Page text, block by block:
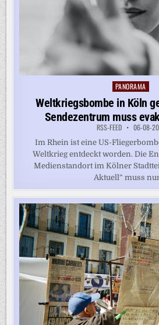
Posted
in
PANORAMA
Weltkriegsbombe in Köln
Sendezentrum muss
RSS-FEED 06-08-
Im Rhein ist eine US-
Weltkrieg entdeckt worden. Die
Medienstandort im Kölner
Aktuell“ muss